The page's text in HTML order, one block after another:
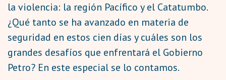
la violencia: la región Pacífico y el Catatumbo.
¿Qué tanto se ha avanzado en materia de
seguridad en estos cien días y cuáles son los
grandes desafíos que enfrentará el Gobierno
Petro? En este especial se lo contamos.